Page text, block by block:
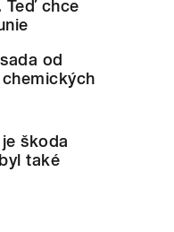
Teď chce
od
škoda
také